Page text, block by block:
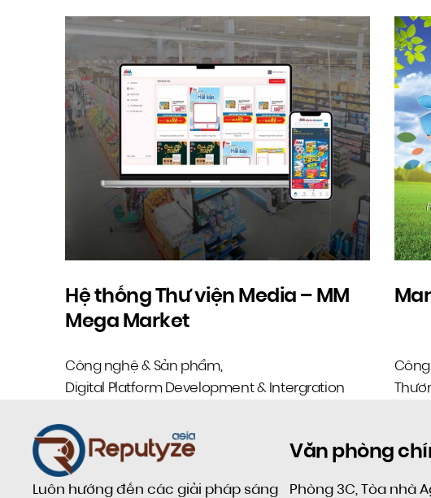
Hệ thống Thư viện Media – MM
Mega Market
Công nghệ & Sản phẩm,
Digital Platform Development & Intergration
Luôn hướng đến các giải pháp sáng
Văn phòng
Phòng 3C, Tòa nhà